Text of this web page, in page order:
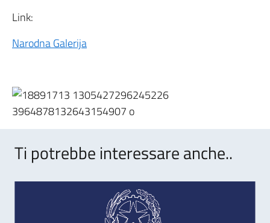
Link:
Narodna Galerija
Ti potrebbe interessare anche..